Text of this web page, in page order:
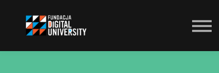
Zaloguj się
Zapisz się